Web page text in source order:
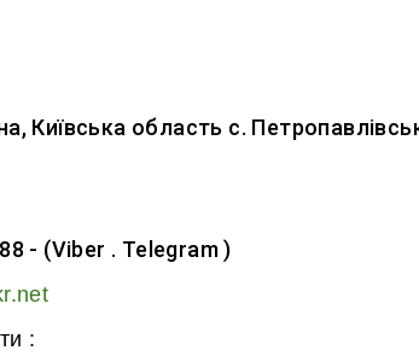
Київська область с.
- (Viber . Telegram )
: